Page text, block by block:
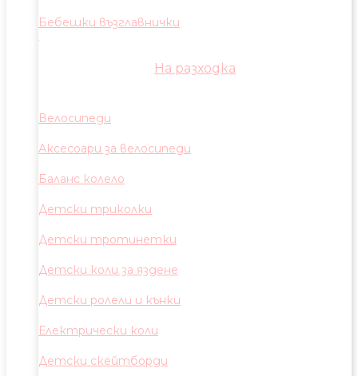
Бебешки възглавнички
На разходка
Велосипеди
Аксесоари за велосипеди
Баланс колело
Детски триколки
Детски тротинетки
Детски коли за яздене
Детски ролели и кънки
Електрически коли
Детски скейтборди